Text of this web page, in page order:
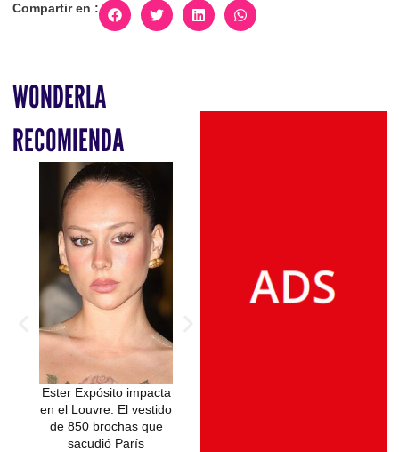
Compartir en :
WONDERLA
RECOMIENDA
Ester Expósito impacta
en el Louvre: El vestido
de 850 brochas que
sacudió París